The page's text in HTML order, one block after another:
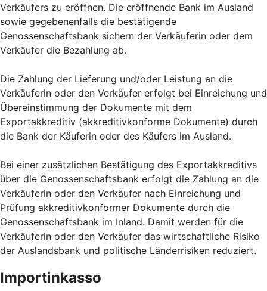
Verkäufers zu eröffnen. Die eröffnende Bank im Ausland
sowie gegebenenfalls die bestätigende
Genossenschaftsbank sichern der Verkäuferin oder dem
Verkäufer die Bezahlung ab.
Die Zahlung der Lieferung und/oder Leistung an die
Verkäuferin oder den Verkäufer erfolgt bei Einreichung und
Übereinstimmung der Dokumente mit dem
Exportakkreditiv (akkreditivkonforme Dokumente) durch
die Bank der Käuferin oder des Käufers im Ausland.
Bei einer zusätzlichen Bestätigung des Exportakkreditivs
über die Genossenschaftsbank erfolgt die Zahlung an die
Verkäuferin oder den Verkäufer nach Einreichung und
Prüfung akkreditivkonformer Dokumente durch die
Genossenschaftsbank im Inland. Damit werden für die
Verkäuferin oder den Verkäufer das wirtschaftliche Risiko
der Auslandsbank und politische Länderrisiken reduziert.
Importinkasso